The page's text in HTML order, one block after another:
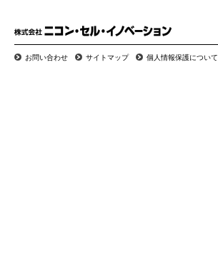
お問い合わせ サイトマップ 個人情報保護について